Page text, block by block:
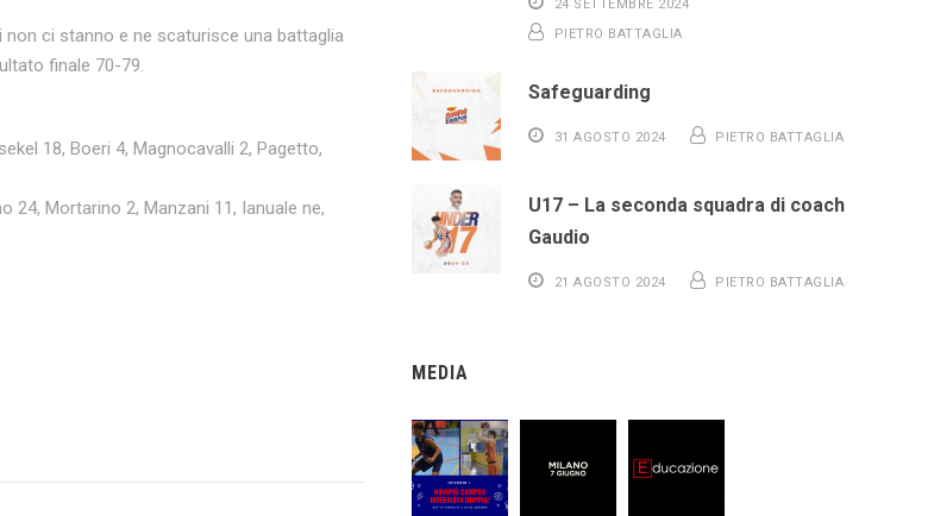
ci stanno e ne scaturisce una battaglia
finale 70-79.
18, Boeri 4, Magnocavalli 2, Pagetto,
24, Mortarino 2, Manzani 11, Ianuale ne,
24 SETTEMBRE 2024
PIETRO BATTAGLIA
Safeguarding
31 AGOSTO 2024 PIETRO BATTAGLIA
U17 – La seconda squadra di coach
Gaudio
21 AGOSTO 2024 PIETRO BATTAGLIA
MEDIA